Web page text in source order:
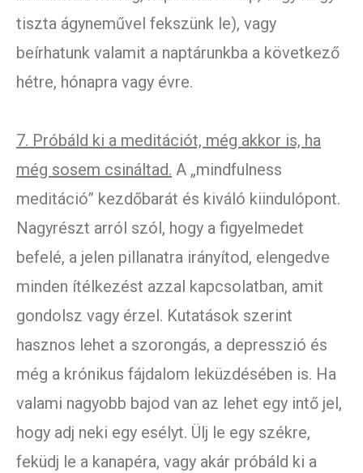
tiszta ágyneművel fekszünk le), vagy
beírhatunk valamit a naptárunkba a következő
hétre, hónapra vagy évre.
7. Próbáld ki a meditációt, még akkor is, ha
még sosem csináltad. A „mindfulness
meditáció” kezdőbarát és kiváló kiindulópont.
Nagyrészt arról szól, hogy a figyelmedet
befelé, a jelen pillanatra irányítod, elengedve
minden ítélkezést azzal kapcsolatban, amit
gondolsz vagy érzel. Kutatások szerint
hasznos lehet a szorongás, a depresszió és
még a krónikus fájdalom leküzdésében is. Ha
valami nagyobb bajod van az lehet egy intő jel,
hogy adj neki egy esélyt. Ülj le egy székre,
feküdj le a kanapéra, vagy akár próbáld ki a